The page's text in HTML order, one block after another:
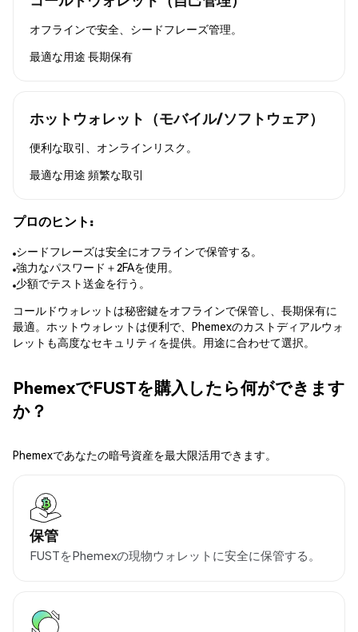
オフラインで安全、シードフレーズ管理。
最適な用途 長期保有
ホットウォレット（モバイル/ソフトウェア）
便利な取引、オンラインリスク。
最適な用途 頻繁な取引
プロのヒント:
シードフレーズは安全にオフラインで保管する。
強力なパスワード＋2FAを使用。
少額でテスト送金を行う。
コールドウォレットは秘密鍵をオフラインで保管し、長期保有に
最適。ホットウォレットは便利で、Phemexのカストディアルウォ
レットも高度なセキュリティを提供。用途に合わせて選択。
PhemexでFUSTを購入したら何ができます
か？
Phemexであなたの暗号資産を最大限活用できます。
保管
FUSTをPhemexの現物ウォレットに安全に保管する。